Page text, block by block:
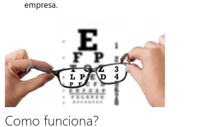
empresa.
Como funciona?